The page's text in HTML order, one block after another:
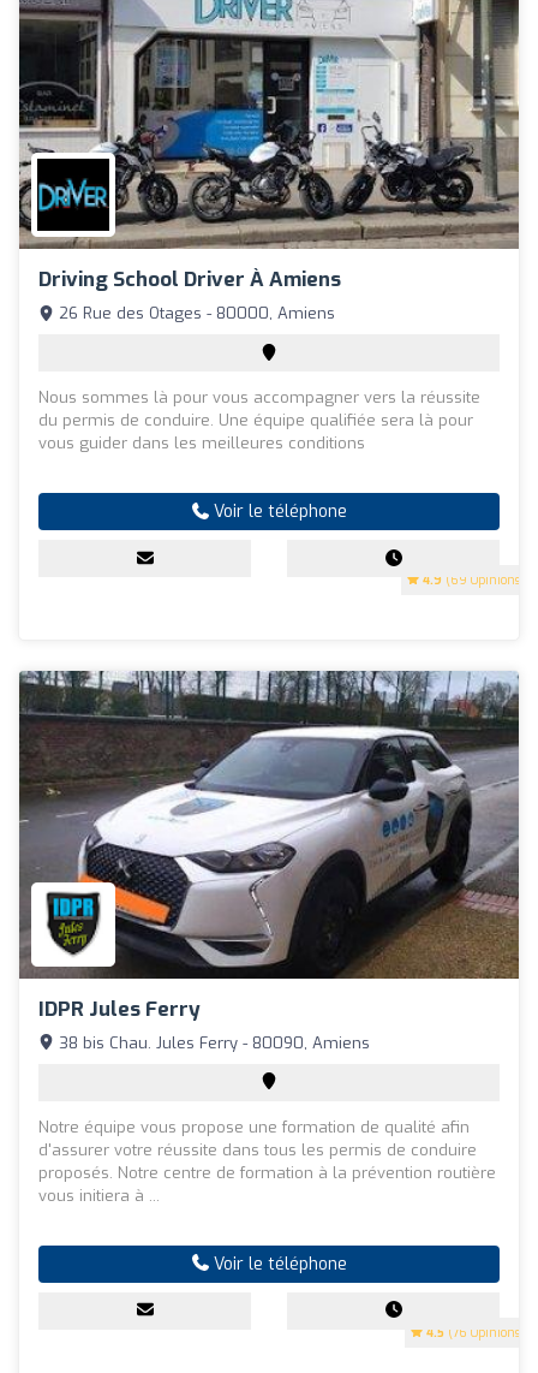
Driving School Driver À Amiens
4.9 (69 Opinions)
26 Rue des Otages - 80000, Amiens
Nous sommes là pour vous accompagner vers la réussite
du permis de conduire. Une équipe qualifiée sera là pour
vous guider dans les meilleures conditions
Voir le téléphone
IDPR Jules Ferry
4.5 (76 Opinions)
38 bis Chau. Jules Ferry - 80090, Amiens
Notre équipe vous propose une formation de qualité afin
d'assurer votre réussite dans tous les permis de conduire
proposés. Notre centre de formation à la prévention routière
vous initiera à ...
Voir le téléphone